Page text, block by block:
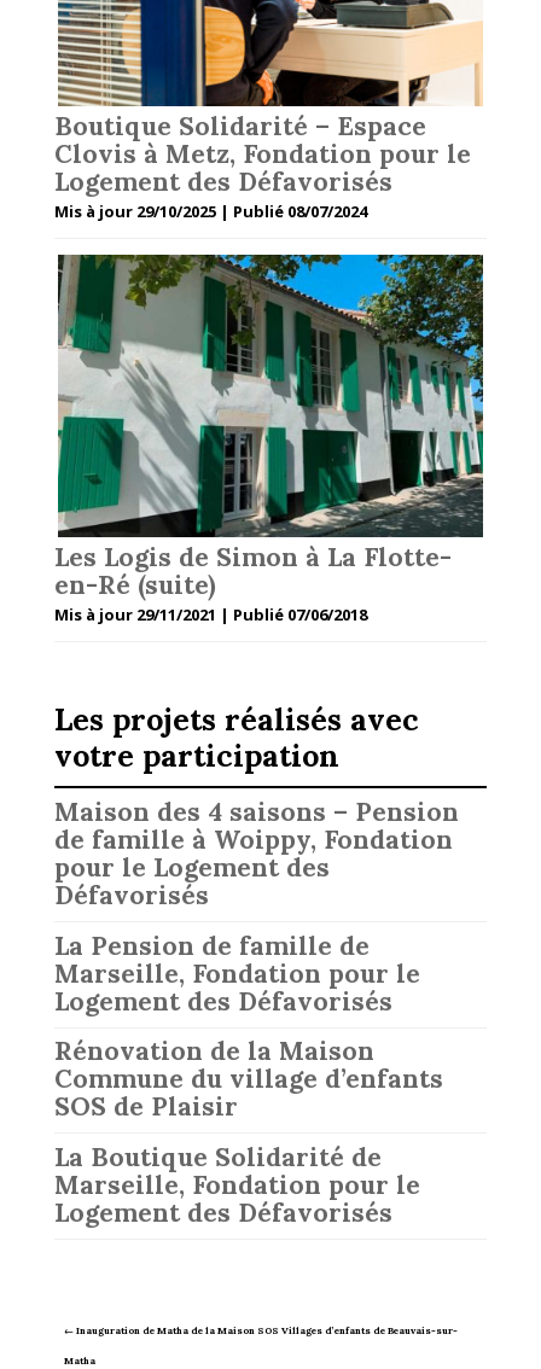
Boutique Solidarité – Espace
Clovis à Metz, Fondation pour le
Logement des Défavorisés
Mis à jour 29/10/2025 | Publié 08/07/2024
Les Logis de Simon à La Flotte-
en-Ré (suite)
Mis à jour 29/11/2021 | Publié 07/06/2018
Les projets réalisés avec
votre participation
Maison des 4 saisons – Pension
de famille à Woippy, Fondation
pour le Logement des
Défavorisés
La Pension de famille de
Marseille, Fondation pour le
Logement des Défavorisés
Rénovation de la Maison
Commune du village d’enfants
SOS de Plaisir
La Boutique Solidarité de
Marseille, Fondation pour le
Logement des Défavorisés
← Inauguration de Matha de la Maison SOS Villages d’enfants de Beauvais-sur-
Matha